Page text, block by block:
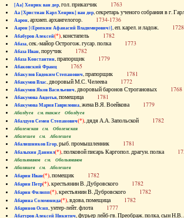
[Аа] Хенрик ван дер, гол. приказчик 1763
Аа [Христиан Карл Хенрик] ван дер, секретарь ученого собрания в г.
Аарон, архиеп. архангелогор. 1734-1736
Аарон [(Еропкин Афанасий Владимирович)], еп. карел. и ладож. 1728
Абабуров Алексей(*), констапель 1782
Абаза, сек.-майор Острогож. гусар. полка 1773
Абаза Иван, поручик 1782
Абаза Константин, прапорщик 1779
Абаковский Франц 1765
Абакулов Евдоким Степанович, прапорщик 1781
Абакумов Влас, дворовый М.С. Челеева 1772
Абакумов Яков Васильевич, дворовый баронов Строгановых 1768
Абакумова Авдотья, помещица 1781
Абакумова Мария Гавриловна, жена В.Я. Воейкова 1779
Абалдуев см. также Оболдуев
Абалдуев Семен Степанович(*), дядя А.А. Запольской 1782
Абаленская см. Оболенская
Абалешев см. Аболешев
Абалишников Егор, рыб. промышленник 1781
Абалыхин Даниил(*), полковой писарь Каргопол. драгун. полка
Абальянинов см. Обольянинов
Абаляшев см. Аболешев
Абарин Иван(*), помещик 1782
Абарин Петр(*), крестьянин В. Дубровского 1782
Абарин Филипп(*), крестьянин В. Дубровского 1782
Абарина Соломонида(*), вдова, помещица 1782
Абаринов Осип, унтер-лейт. флота 1777
Абатуров Алексей Никитич, фурьер лейб-гв. Преображ. полка, сын